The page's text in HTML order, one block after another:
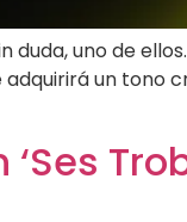
duda, uno de
un tono